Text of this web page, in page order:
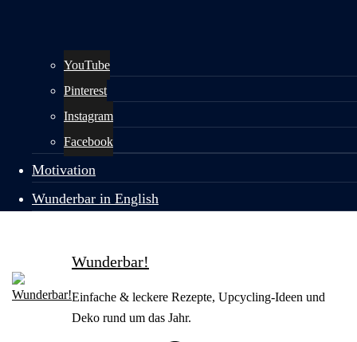
YouTube
Pinterest
Instagram
Facebook
Motivation
Wunderbar in English
Wunderbar!
Einfache & leckere Rezepte, Upcycling-Ideen und
Deko rund um das Jahr.